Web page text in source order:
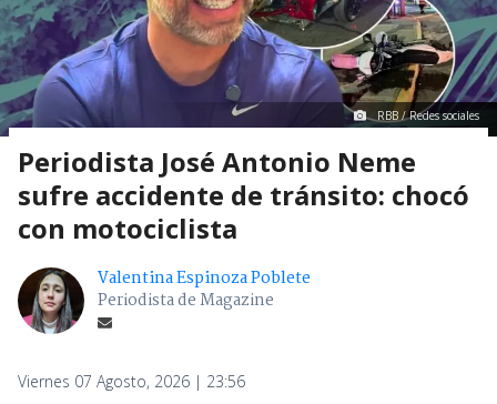
RBB / Redes sociales
Periodista José Antonio Neme
sufre accidente de tránsito: chocó
con motociclista
Valentina Espinoza Poblete
Periodista de Magazine
Viernes 07 Agosto, 2026 | 23:56